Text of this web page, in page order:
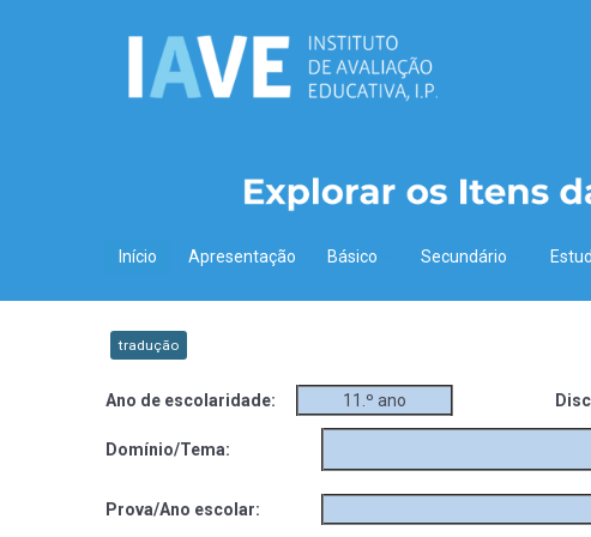
Início Apresentação Básico Secundário
tradução
Ano de escolaridade: 11.º ano
Domínio/Tema:
Prova/Ano escolar: